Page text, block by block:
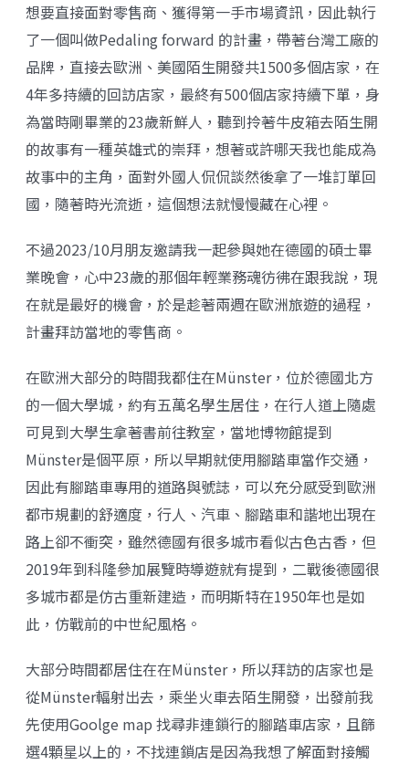
想要直接面對零售商、獲得第一手市場資訊，因此執行
了一個叫做Pedaling forward 的計畫，帶著台灣工廠的
品牌，直接去歐洲、美國陌生開發共1500多個店家，在
4年多持續的回訪店家，最終有500個店家持續下單，身
為當時剛畢業的23歲新鮮人，聽到拎著牛皮箱去陌生開
的故事有一種英雄式的崇拜，想著或許哪天我也能成為
故事中的主角，面對外國人侃侃談然後拿了一堆訂單回
國，隨著時光流逝，這個想法就慢慢藏在心裡。
不過2023/10月朋友邀請我一起參與她在德國的碩士畢
業晚會，心中23歲的那個年輕業務魂彷彿在跟我說，現
在就是最好的機會，於是趁著兩週在歐洲旅遊的過程，
計畫拜訪當地的零售商。
在歐洲大部分的時間我都住在Münster，位於德國北方
的一個大學城，約有五萬名學生居住，在行人道上隨處
可見到大學生拿著書前往教室，當地博物館提到
Münster是個平原，所以早期就使用腳踏車當作交通，
因此有腳踏車專用的道路與號誌，可以充分感受到歐洲
都市規劃的舒適度，行人、汽車、腳踏車和諧地出現在
路上卻不衝突，雖然德國有很多城市看似古色古香，但
2019年到科隆參加展覽時導遊就有提到，二戰後德國很
多城市都是仿古重新建造，而明斯特在1950年也是如
此，仿戰前的中世紀風格。
大部分時間都居住在在Münster，所以拜訪的店家也是
從Münster輻射出去，乘坐火車去陌生開發，出發前我
先使用Goolge map 找尋非連鎖行的腳踏車店家，且篩
選4顆星以上的，不找連鎖店是因為我想了解面對接觸